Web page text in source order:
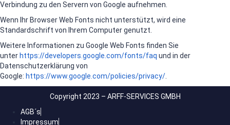
Verbindung zu den Servern von Google aufnehmen.
Wenn Ihr Browser Web Fonts nicht unterstützt, wird eine
Standardschrift von Ihrem Computer genutzt.
Weitere Informationen zu Google Web Fonts finden Sie
unter https://developers.google.com/fonts/faq und in der
Datenschutzerklärung von
Google: https://www.google.com/policies/privacy/
Copyright 2023 – ARFF-SERVICES GMBH
AGB´s
Impressum